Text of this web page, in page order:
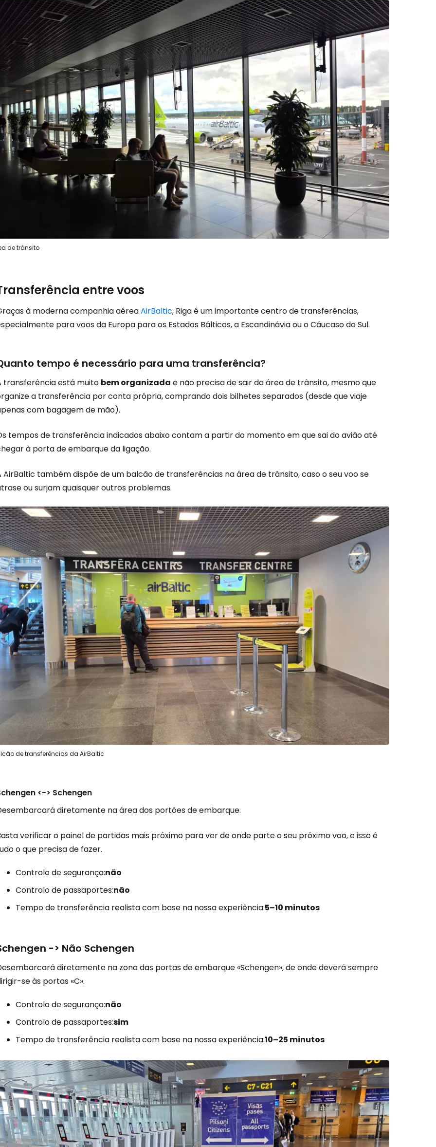
de trânsito
entre voos
à moderna companhia aéreaAirBaltic, Riga é um importante centro de transferências,
para voos da Europa para os Estados Bálticos, a Escandinávia ou o Cáucaso do Sul.
tempo é necessário para uma transferência?
transferência está muito bem organizada e não precisa de sair da área de trânsito, mesmo que
a transferência por conta própria, comprando dois bilhetes separados (desde que viaje
com bagagem de mão).
tempos de transferência indicados abaixo contam a partir do momento em que sai do avião até
à porta de embarque da ligação.
AirBaltic também dispõe de um balcão de transferências na área de trânsito, caso o seu voo se
ou surjam quaisquer outros problemas.
de transferências da AirBaltic
<-> Schengen
diretamente na área dos portões de embarque.
verificar o painel de partidas mais próximo para ver de onde parte o seu próximo voo, e isso é
o que precisa de fazer.
Controlo de segurança:não
Controlo de passaportes:não
Tempo de transferência realista com base na nossa experiência:5–10 minutos
-> Não Schengen
diretamente na zona das portas de embarque «Schengen», de onde deverá sempre
se às portas «C».
Controlo de segurança:não
Controlo de passaportes:sim
Tempo de transferência realista com base na nossa experiência:10–25 minutos
Iniciar sessão no Cestee
Continuar com o Google